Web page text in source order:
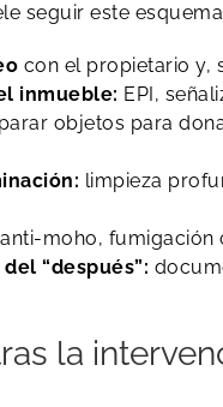
seguir este
con el propietario y,
inmueble: EPI,
objetos para
limpieza
anti-moho, fumigación
“después”:
la